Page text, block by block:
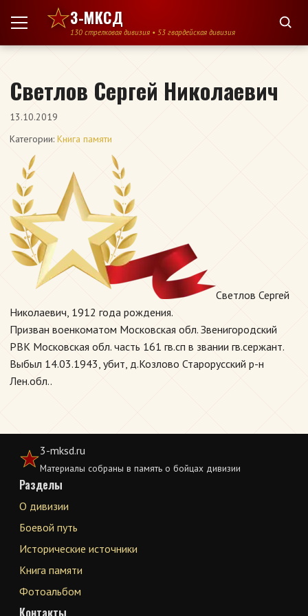
Перейти к содержимому
3-МКСД
130 стрелковая дивизия • 53 гвардейская дивизия
Светлов Сергей Николаевич
13.10.2019
Категории: Книга памяти
Светлов Сергей
Николаевич, 1912 года рождения.
Призван военкоматом Московская обл. Звенигородский
РВК Московская обл. часть 161 гв.сп в звании гв.сержант.
Выбыл 14.03.1943, убит, д.Козлово Старорусский р-н
Лен.обл..
3-mksd.ru
Материалы собраны в память о бойцах дивизии
Разделы
О дивизии
Боевой путь
Исторические источники
Книга памяти
Фотоальбом
Контакты